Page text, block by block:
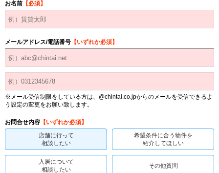
お名前 【必須】
メールアドレス/電話番号 【いずれか必須】
※メール受信制限をしている方は、@chintai.co.jpからのメールを受信できるよ
う設定の変更をお願い致します。
お問合せ内容 【いずれか必須】
店舗に行って
相談したい
希望条件に合う物件を
紹介してほしい
入居について
相談したい
その他質問